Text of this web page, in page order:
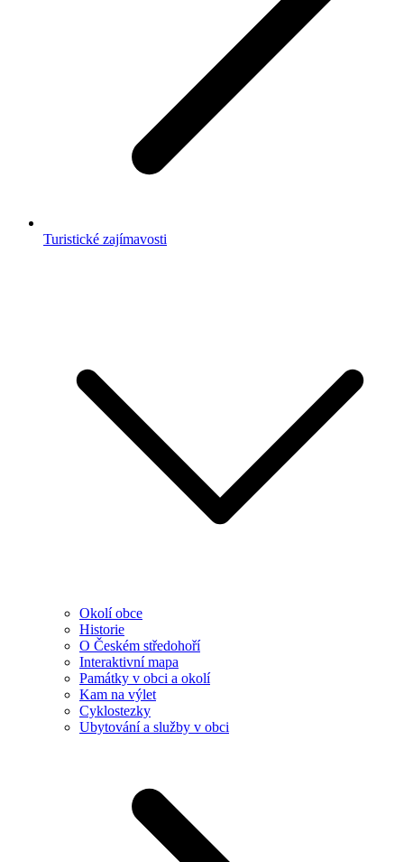
Turistické zajímavosti
Okolí obce
Historie
O Českém středohoří
Interaktivní mapa
Památky v obci a okolí
Kam na výlet
Cyklostezky
Ubytování a služby v obci